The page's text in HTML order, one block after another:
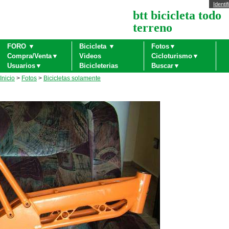
btt bicicleta todo
terreno
FORO ▼ Bicicleta ▼
Fotos▼
Compra/Venta▼
Videos
Cicloturismo▼
Usuarios▼
Bicicleterias Buscar▼
Inicio > Fotos > Bicicletas solamente